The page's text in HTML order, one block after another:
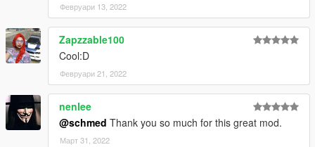
Февруари 13, 2022
Zapzzable100
Cool:D
Февруари 21, 2022
nenlee
@schmed Thank you so much for this great mod.
Март 31, 2022